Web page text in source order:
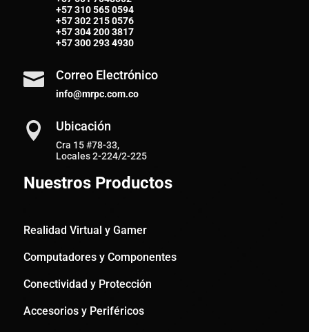
+57310 565 0594
+57302 215 0576
+57304 200 3817
+57300 293 4930
 Correo Electrónico
info@mrpc.com.co
 Ubicación
Cra 15 #78-33,
Locales 2-224/2-225
Nuestros Productos
Realidad Virtual y Gamer
Computadores y Componentes
Conectividad y Protección
Accesorios y Periféricos